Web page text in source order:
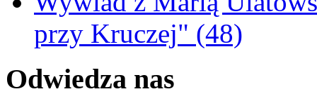
przy Kruczej" (48)
Odwiedza nas